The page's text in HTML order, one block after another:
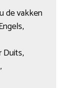
de vakken
Duits,